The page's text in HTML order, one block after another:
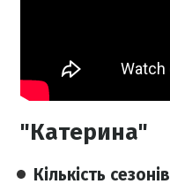
"Катерина"
Кількість сезонів